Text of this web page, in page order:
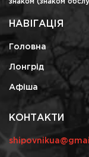
НАВІГАЦІЯ
Головна
Лонгрід
Афіша
КОНТАКТИ